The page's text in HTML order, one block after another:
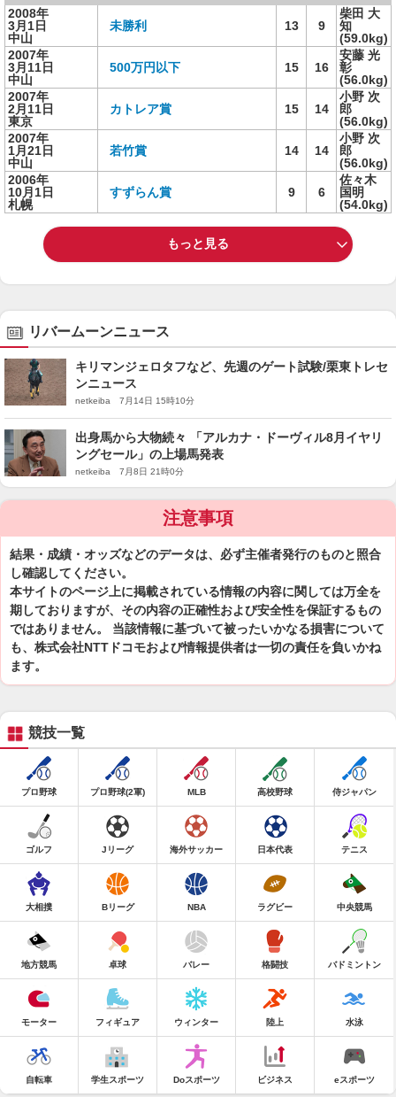
2008年
3月1日
中山
未勝利 13 9
柴田 大
知
(59.0kg)
2007年
3月11日
中山
500万円以下 15 16
安藤 光
彰
(56.0kg)
2007年
2月11日
東京
カトレア賞 15 14
小野 次
郎
(56.0kg)
2007年
1月21日
中山
若竹賞 14 14
小野 次
郎
(56.0kg)
2006年
10月1日
札幌
すずらん賞 9 6
佐々木
国明
(54.0kg)
もっと見る
リバームーンニュース
キリマンジェロタフなど、先週のゲート試験/栗東トレセ
ンニュース
netkeiba 7月14日 15時10分
出身馬から大物続々 「アルカナ・ドーヴィル8月イヤリ
ングセール」の上場馬発表
netkeiba 7月8日 21時0分
注意事項
結果・成績・オッズなどのデータは、必ず主催者発行のものと照合
し確認してください。
本サイトのページ上に掲載されている情報の内容に関しては万全を
期しておりますが、その内容の正確性および安全性を保証するもの
ではありません。 当該情報に基づいて被ったいかなる損害について
も、株式会社NTTドコモおよび情報提供者は一切の責任を負いかね
ます。
競技一覧
プロ野球 プロ野球(2軍) MLB 高校野球 侍ジャパン
ゴルフ Jリーグ 海外サッカー 日本代表 テニス
大相撲 Bリーグ NBA ラグビー 中央競馬
地方競馬 卓球 バレー 格闘技 バドミントン
モーター フィギュア ウィンター 陸上 水泳
自転車 学生スポーツ Doスポーツ ビジネス eスポーツ